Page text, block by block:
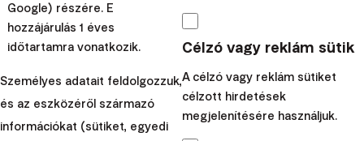
közösségeknek. A
legnagyobb félelmek a
befektetések során az
esetleges árzuhanással kapc...
Google) részére. E
hozzájárulás 1 éves
időtartamra vonatkozik.
Személyes adatait feldolgozzuk,
és az eszközéről származó
információkat (sütiket, egyedi
Célzó vagy reklám sütik
A célzó vagy reklám sütiket
célzott hirdetések
megjelenítésére használjuk.